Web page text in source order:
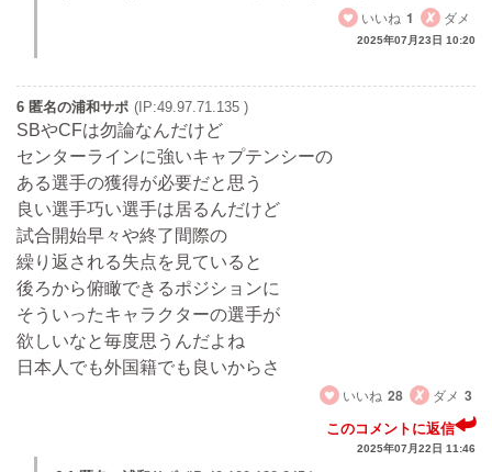
いいね 1 ダメ
2025年07月23日 10:20
6 匿名の浦和サポ (IP:49.97.71.135 )
SBやCFは勿論なんだけど
センターラインに強いキャプテンシーの
ある選手の獲得が必要だと思う
良い選手巧い選手は居るんだけど
試合開始早々や終了間際の
繰り返される失点を見ていると
後ろから俯瞰できるポジションに
そういったキャラクターの選手が
欲しいなと毎度思うんだよね
日本人でも外国籍でも良いからさ
いいね 28 ダメ 3
このコメントに返信
2025年07月22日 11:46